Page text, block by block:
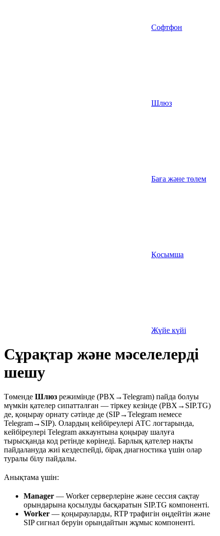
Софтфон
Шлюз
Баға және төлем
Қосымша
Жүйе күйі
Сұрақтар және мәселелерді
шешу
Төменде Шлюз режимінде (PBX→Telegram) пайда болуы
мүмкін қателер сипатталған — тіркеу кезінде (PBX→SIP.TG)
де, қоңырау орнату сәтінде де (SIP→Telegram немесе
Telegram→SIP). Олардың кейбіреулері АТС логтарында,
кейбіреулері Telegram аккаунтына қоңырау шалуға
тырысқанда код ретінде көрінеді. Барлық қателер нақты
пайдалануда жиі кездеспейді, бірақ диагностика үшін олар
туралы білу пайдалы.
Анықтама үшін:
Manager — Worker серверлеріне және сессия сақтау
орындарына қосылуды басқаратын SIP.TG компоненті.
Worker — қоңырауларды, RTP трафигін өңдейтін және
SIP сигнал беруін орындайтын жұмыс компоненті.